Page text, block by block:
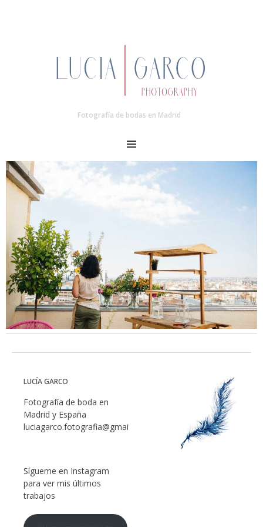
Fotografía de bodas en Madrid
MENU
LUCÍA GARCO
Fotografía de boda en
Madrid y España
luciagarco.fotografia@gmail.com
Sígueme en Instagram
para ver mis últimos
trabajos